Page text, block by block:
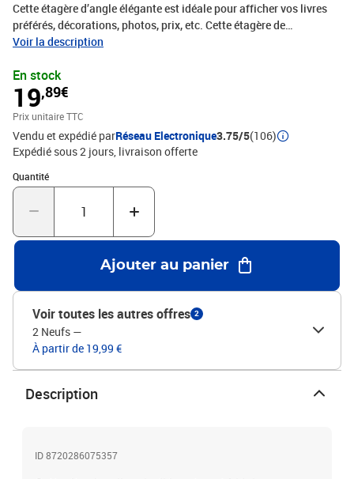
Cette étagère d’angle élégante est idéale pour afficher vos livres
préférés, décorations, photos, prix, etc. Cette étagère de
présentation, fabriquée en MDF alvéolaire de qualité et en métal
invisible, l’étagère murale est facile à installer et sert d’endroit
idéal pour stocker des articles tels que des récompenses, des
livres, des objets de collection, des ornements, etc. Cette étagère
flottante convient à tout décor et transforme un mur vide en une
fonctionnalité de design !Couleur : ChêneMatériau : MDF sous
forme de nid d'abeille, métalDimensions : 25 x 25 x 3,8 cm (L x l x
H)Capacité de charge maximale : 5 kgSystème de montage
invisibleL'assemblage est requis
Voir la description
En stock
19,89€
Prix unitaire TTC
Vendu et expédié parRéseau Electronique3.75/5(106)
Expédié sous 2 jours livraison offerte
Quantité
Quantité : 1
Ajouter au panier
Voir toutes les autres offres 2
2 Neufs —
À partir de 19,99 €
Description
ID 8720286075357